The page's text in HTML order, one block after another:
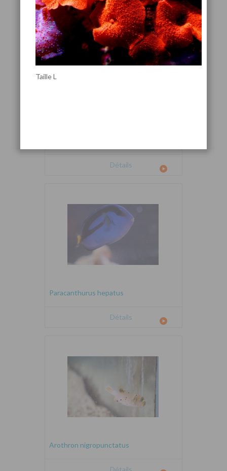
Détails
Détails
Paracanthurus hepatus
Détails
Arothron nigropunctatus
Détails
Taille L